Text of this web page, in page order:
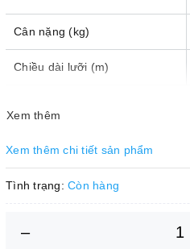
Cân nặng (kg)
Chiều dài lưỡi (m)
Xem thêm
Xem thêm chi tiết sản phẩm
Tình trạng: Còn hàng
–